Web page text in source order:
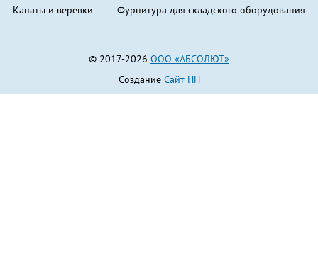
Канаты и веревки
Фурнитура для складского оборудования
© 2017-2026 ООО «АБСОЛЮТ»
Создание Сайт НН